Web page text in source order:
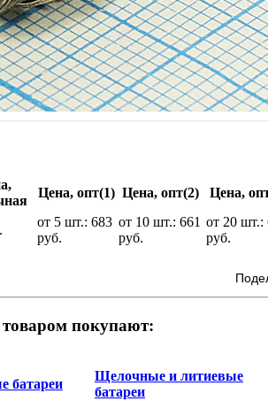
Цена, опт(1) Цена, опт(2) Цена,
от 5 шт.: 683
руб.
от 10 шт.: 661
руб.
от 20 шт.:
руб.
товаром покупают:
батареи
Щелочные и литиевые
батареи